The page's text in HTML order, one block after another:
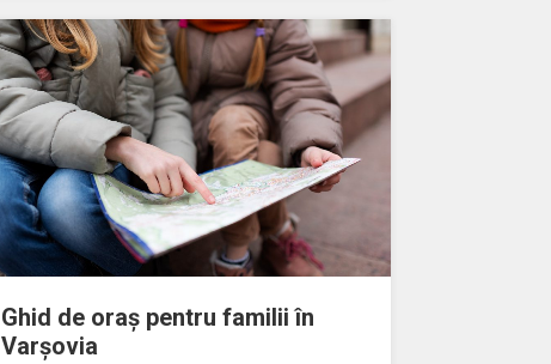
Ghid de oraș pentru familii în
Varșovia